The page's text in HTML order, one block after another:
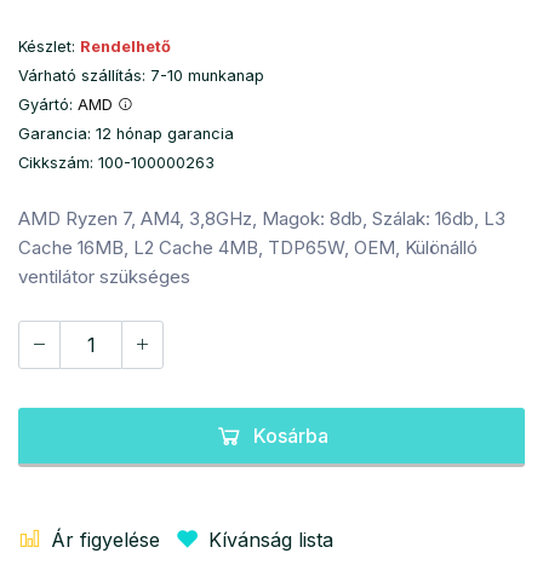
Készlet: Rendelhető
Várható szállítás: 7-10 munkanap
Gyártó: AMD
Garancia: 12 hónap garancia
Cikkszám: 100-100000263
AMD Ryzen 7, AM4, 3,8GHz, Magok: 8db, Szálak: 16db, L3
Cache 16MB, L2 Cache 4MB, TDP65W, OEM, Különálló
ventilátor szükséges
Kosárba
Ár figyelése Kívánság lista